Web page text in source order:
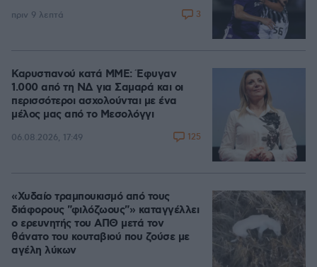
πριν 9 λεπτά 3
Καρυστιανού κατά ΜΜΕ: Έφυγαν
1.000 από τη ΝΔ για Σαμαρά και οι
περισσότεροι ασχολούνται με ένα
μέλος μας από το Μεσολόγγι
06.08.2026, 17:49 125
«Χυδαίο τραμπουκισμό από τους
διάφορους "φιλόζωους"» καταγγέλλει
ο ερευνητής του ΑΠΘ μετά τον
θάνατο του κουταβιού που ζούσε με
αγέλη λύκων